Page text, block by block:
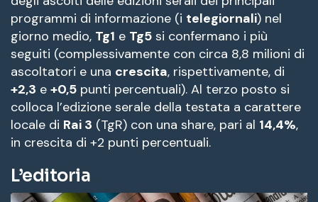
programmi di informazione (i telegiornali) nel
giorno medio, Tg1 e Tg5 si confermano i più
seguiti (complessivamente con circa 8,8 milioni di
ascoltatori e una crescita, rispettivamente, di
+2,3 e +0,5 punti percentuali). Al terzo posto si
colloca l’edizione serale della testata a carattere
locale di Rai 3 (TgR) con una share, pari al 14,4%,
in crescita di +2 punti percentuali.
L’editoria